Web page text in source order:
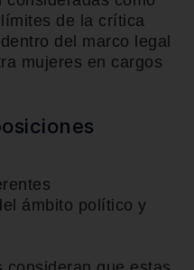
de la crítica
del marco legal
mujeres en cargos
ámbito político y